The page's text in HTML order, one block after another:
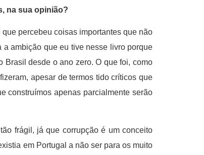
na sua opinião?
percebeu coisas importantes que não
ambição que eu tive nesse livro porque
Brasil desde o ano zero. O que foi, como
apesar de termos tido críticos que
construímos apenas parcialmente serão
frágil, já que corrupção é um conceito
em Portugal a não ser para os muito